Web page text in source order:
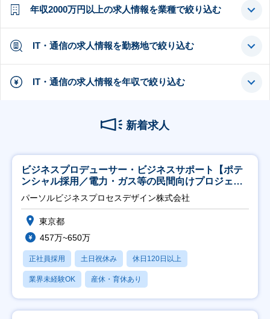
年収2000万円以上の求人情報を業種で絞り込む
IT・通信の求人情報を勤務地で絞り込む
IT・通信の求人情報を年収で絞り込む
新着求人
ビジネスプロデューサー・ビジネスサポート【ポテ
ンシャル採用／電力・ガス等の民間向けプロジェク
ト推進】
パーソルビジネスプロセスデザイン株式会社
東京都
457万~650万
正社員採用 土日祝休み 休日120日以上
業界未経験OK 産休・育休あり